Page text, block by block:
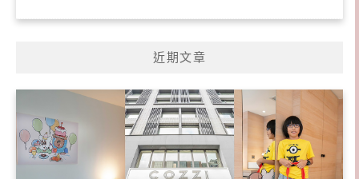
近期文章